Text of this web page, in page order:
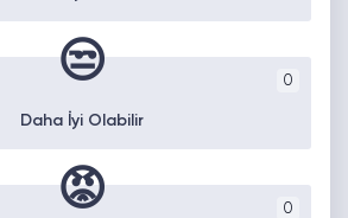
0
😒
Daha İyi Olabilir
0
😡